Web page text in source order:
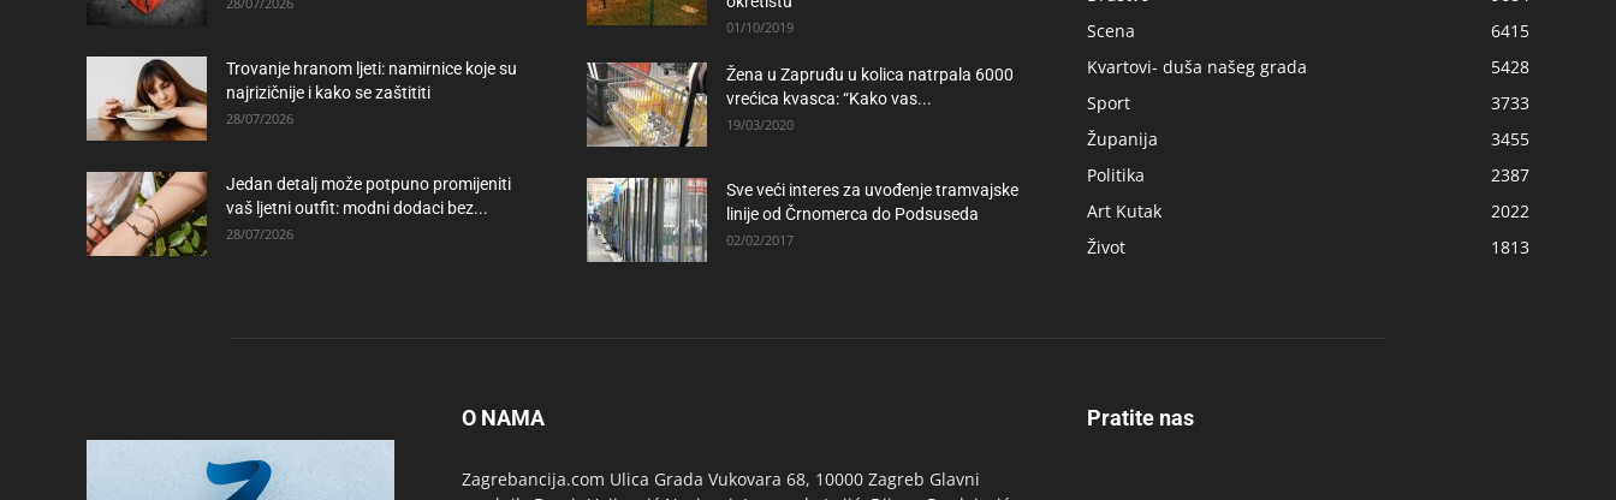
Trovanje hranom ljeti: namirnice koje su
najrizičnije i kako se zaštititi
28/07/2026
Jedan detalj može potpuno promijeniti
vaš ljetni outfit: modni dodaci bez...
28/07/2026
01/10/2019
Žena u Zapruđu u kolica natrpala 6000
vrećica kvasca: “Kako vas...
19/03/2020
Sve veći interes za uvođenje tramvajske
linije od Črnomerca do Podsuseda
02/02/2017
Scena
6415
Kvartovi- duša našeg grada
5428
Sport
3733
Županija
3455
Politika
2387
Art Kutak
2022
Život
1813
O NAMA
Zagrebancija.com Ulica Grada Vukovara 68, 10000 Zagreb Glavni
Pratite nas